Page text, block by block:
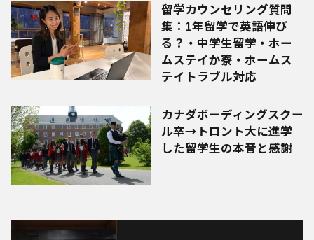
留学カウンセリング質問
集：1年留学で英語伸び
る？・中学生留学・ホー
ムステイか寮・ホームス
テイトラブル対応
カナダボーディングスクー
ル卒→トロント大に進学
した留学生の本音と感謝